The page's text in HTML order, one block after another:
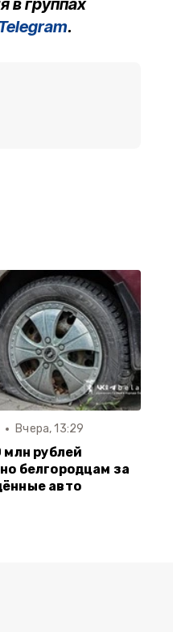
в группах
.
Вчера, 13:29
млн рублей
белгородцам за
авто